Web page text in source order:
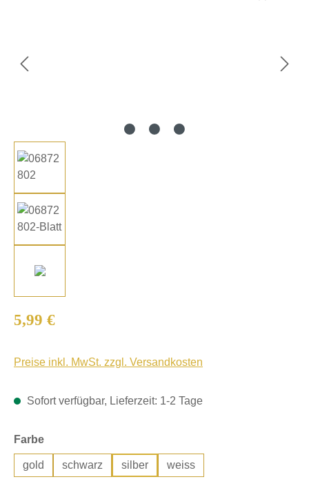
Regulärer Preis:
5,99 €
Preise inkl. MwSt. zzgl. Versandkosten
Sofort verfügbar, Lieferzeit: 1-2 Tage
Farbeauswählen
gold schwarz silber weiss